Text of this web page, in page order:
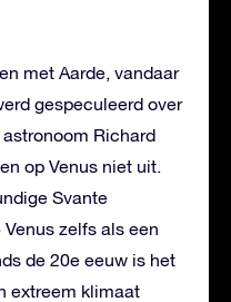
met Aarde, vandaar
gespeculeerd over
Richard
op Venus niet uit.
Svante
zelfs als een
de 20e eeuw is het
extreem klimaat